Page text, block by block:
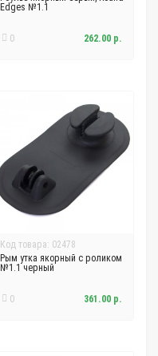
Edges №1.1
0 262.00 р.
Код товара: 02478
Рым утка якорный с роликом
№1.1 черный
0 361.00 р.